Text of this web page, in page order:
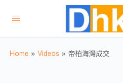
Home » Videos » 帝柏海灣成交